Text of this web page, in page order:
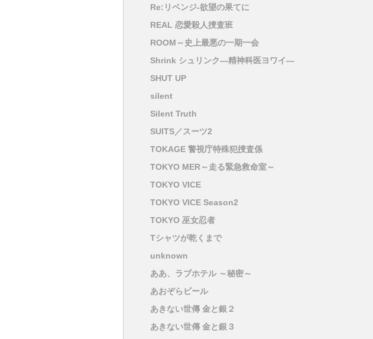
Re:リベンジ-欲望の果てに
REAL 恋愛殺人捜査班
ROOM～史上最悪の一期一会
Shrink シュリンク―精神科医ヨワイ―
SHUT UP
silent
Silent Truth
SUITS／スーツ2
TOKAGE 警視庁特殊犯捜査係
TOKYO MER～走る緊急救命室～
TOKYO VICE
TOKYO VICE Season2
TOKYO 巫女忍者
Tシャツが乾くまで
unknown
ああ、ラブホテル ～秘密～
あおぞらビール
あきない世傳 金と銀２
あきない世傳 金と銀３